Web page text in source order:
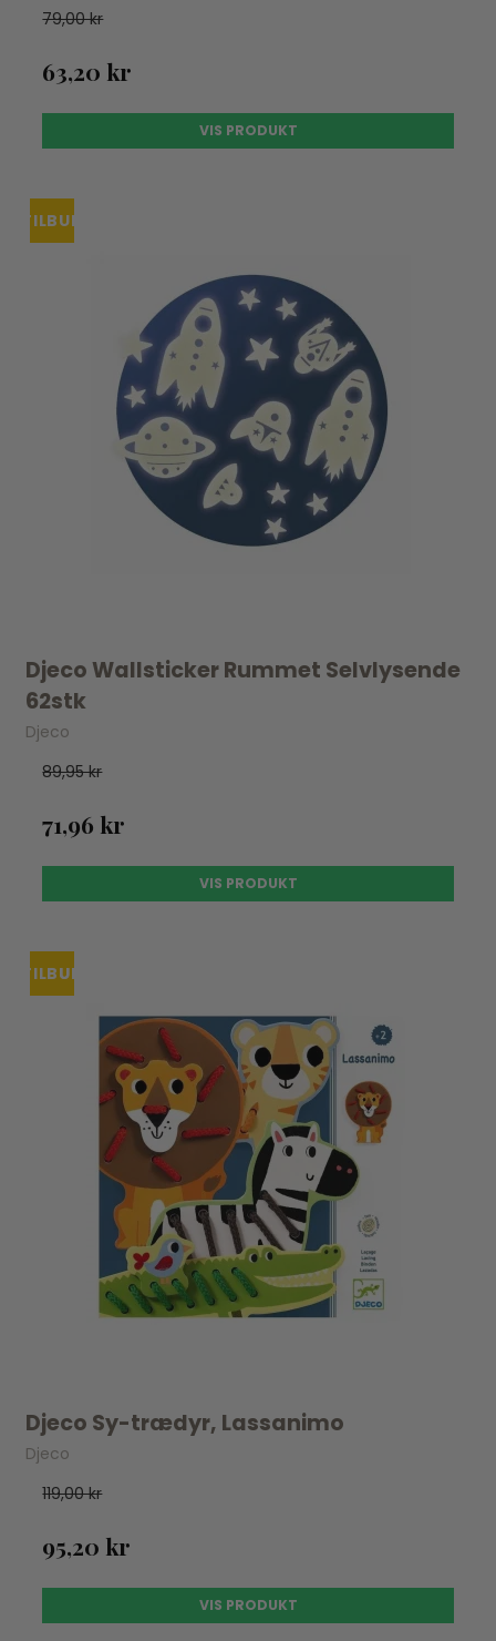
79,00 kr
63,20 kr
VIS PRODUKT
TILBUD
Djeco Wallsticker Rummet Selvlysende
62stk
Djeco
89,95 kr
71,96 kr
VIS PRODUKT
TILBUDUDSOLGT
Djeco Sy-trædyr, Lassanimo
Djeco
119,00 kr
95,20 kr
VIS PRODUKT